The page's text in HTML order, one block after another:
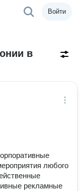
Войти
в
любого
рекламные